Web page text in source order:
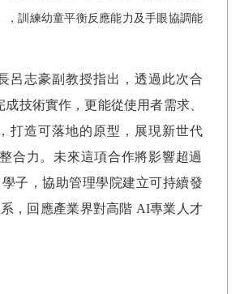
，訓練幼童平衡反應能力及手眼協調能
呂志豪副教授指出，透過此次合
技術實作，更能從使用者需求、
打造可落地的原型，展現新世代
合力。未來這項合作將影響超過
學子，協助管理學院建立可持續發
，回應產業界對高階 AI專業人才